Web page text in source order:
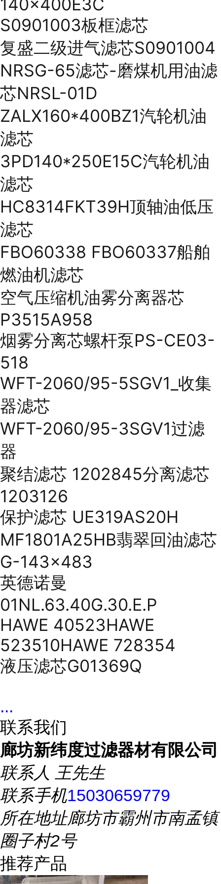
140×400E3C
S0901003板框滤芯
复盛二级进气滤芯S0901004
NRSG-65滤芯-磨煤机用油滤
芯NRSL-01D
ZALX160*400BZ1汽轮机油
滤芯
3PD140*250E15C汽轮机油
滤芯
HC8314FKT39H顶轴油低压
滤芯
FBO60338 FBO60337船舶
燃油机滤芯
空气压缩机油雾分离器芯
P3515A958
烟雾分离芯螺杆泵PS-CE03-
518
WFT-2060/95-5SGV1_收集
器滤芯
WFT-2060/95-3SGV1过滤
器
聚结滤芯 1202845分离滤芯
1203126
保护滤芯 UE319AS20H
MF1801A25HB翡翠回油滤芯
G-143x483
英德诺曼
01NL.63.40G.30.E.P
HAWE 40523HAWE
523510HAWE 728354
液压滤芯G01369Q
...
联系我们
廊坊新纬度过滤器材有限公司
联系人 王先生
联系手机15030659779
所在地址廊坊市霸州市南孟镇
圈子村2号
推荐产品